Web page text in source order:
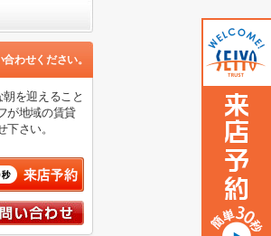
わせください。
を迎えること
が地域の賃貸
さい。